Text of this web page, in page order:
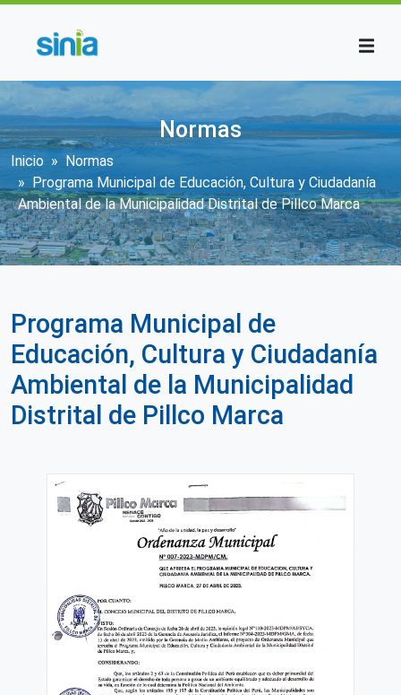
Normas
Sobrescribir enlaces de ayuda a la
Inicio
Normas
Programa Municipal de Educación, Cultura y Ciudadanía
Ambiental de la Municipalidad Distrital de Pillco Marca
Programa Municipal de
Educación, Cultura y Ciudadanía
Ambiental de la Municipalidad
Distrital de Pillco Marca